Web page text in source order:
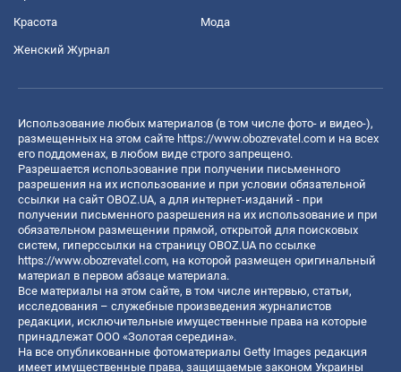
Красота Мода
Женский Журнал
Использование любых материалов (в том числе фото- и видео-),
размещенных на этом сайте https://www.obozrevatel.com и на всех
его поддоменах, в любом виде строго запрещено.
Разрешается использование при получении письменного
разрешения на их использование и при условии обязательной
ссылки на сайт OBOZ.UA, а для интернет-изданий - при
получении письменного разрешения на их использование и при
обязательном размещении прямой, открытой для поисковых
систем, гиперссылки на страницу OBOZ.UA по ссылке
https://www.obozrevatel.com, на которой размещен оригинальный
материал в первом абзаце материала.
Все материалы на этом сайте, в том числе интервью, статьи,
исследования – служебные произведения журналистов
редакции, исключительные имущественные права на которые
принадлежат ООО «Золотая середина».
На все опубликованные фотоматериалы Getty Images редакция
имеет имущественные права, защищаемые законом Украины